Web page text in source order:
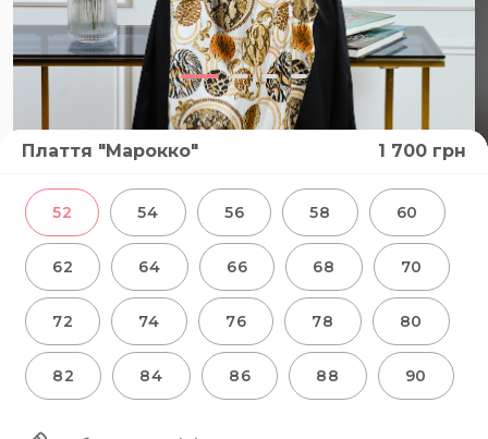
Плаття "Марокко" 1 700 грн
52 54 56 58 60
62 64 66 68 70
72 74 76 78 80
82 84 86 88 90